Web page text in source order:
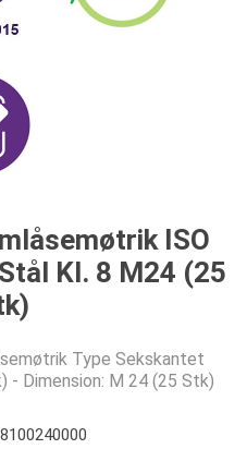
ISO
Kl. 8 M24 (25
Type Sekskantet
Dimension: M 24 (25 Stk)